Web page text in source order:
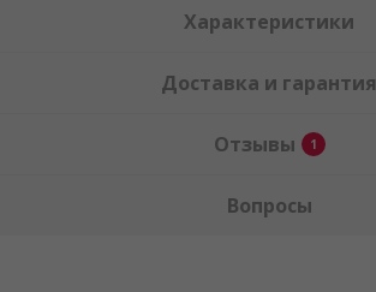
Характеристики
Доставка и гарантия
Отзывы 1
Вопросы